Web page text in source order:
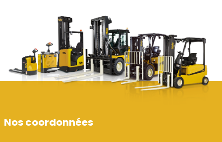
Nos coordonnées